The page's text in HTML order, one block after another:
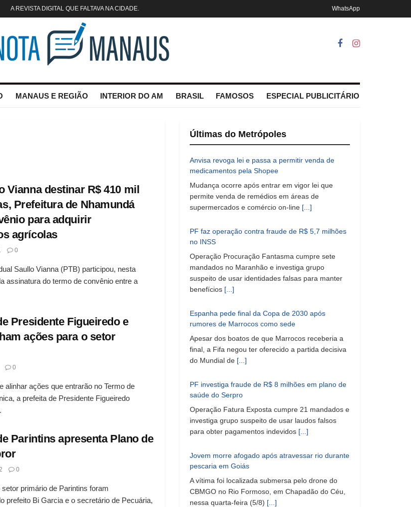
A REVISTA DIGITAL QUE FALTAVA NA CIDADE. WhatsApp
MANAUS E REGIÃO INTERIOR DO AM BRASIL FAMOSOS ESPECIAL PUBLICITÁRIO
Vianna destinar R$ 410 mil
Prefeitura de Nhamundá
para adquirir
agrícolas
0
Saullo Vianna (PTB) participou, nesta
assinatura do termo de convênio entre a
Presidente Figueiredo e
ações para o setor
0
alinhar ações que entrarão no Termo de
a prefeita de Presidente Figueiredo
Parintins apresenta Plano de
0
primário de Parintins foram
prefeito Bi Garcia e o secretário de Pecuária,
Últimas do Metrópoles
Anvisa revoga lei e passa a permitir venda de
medicamentos pela Shopee
Mudança ocorre após entrar em vigor lei que
permite venda de remédios em áreas de
supermercados e comércio on-line [...]
PF faz operação contra fraude de R$ 5,7 milhões
no INSS
Operação Procuração Fantasma cumpre sete
mandados no Maranhão e investiga grupo
suspeito de usar identidades falsas para manter
benefícios [...]
Espanha pede final da Copa de 2030 após
rumores de Marrocos como sede
Apesar dos boatos de que Marrocos receberia a
final, a Fifa negou ter oferecido a partida decisiva
do Mundial de [...]
PF investiga fraude de R$ 8 milhões em plano de
saúde do Serpro
Operação Fatura Exposta cumpre 21 mandados e
investiga grupo suspeito de usar laudos falsos
para obter pagamentos indevidos [...]
Jovem morre afogado após atravessar rio durante
pescaria em Goiás
A vítima foi localizada submersa pelo drone do
CBMGO no Rio Formoso, em Chapadão do Céu,
nessa quarta-feira (5/8) [...]